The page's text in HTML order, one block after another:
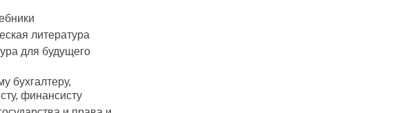
литература
для будущего
бухгалтеру,
финансисту